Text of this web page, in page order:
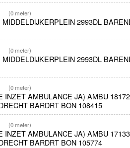
(0 meter)
2993DL
(0 meter)
2993DL
(0 meter)
INZET AMBULANCE JA) AMBU
BARDRT BON 108415
(0 meter)
INZET AMBULANCE JA) AMBU
BARDRT BON 105774